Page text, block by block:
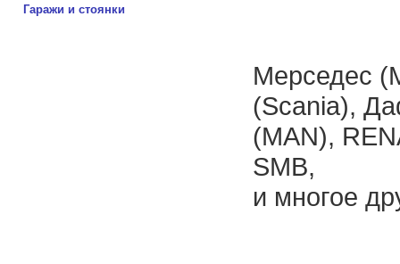
Гаражи и стоянки
Мерседес
(Scania),
(MAN),
SMB,
и многое